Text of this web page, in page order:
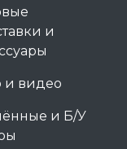
и
и видео
и Б/У